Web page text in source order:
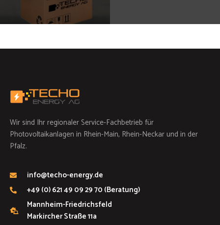
Wir sind Ihr regionaler Service-Fachbetrieb für
Photovoltaikanlagen in Rhein-Main, Rhein-Neckar und in der
Pfalz.
info@techo-energy.de
+49 (0) 621 49 09 29 70 (Beratung)
Mannheim-Friedrichsfeld
Markircher Straße 11a